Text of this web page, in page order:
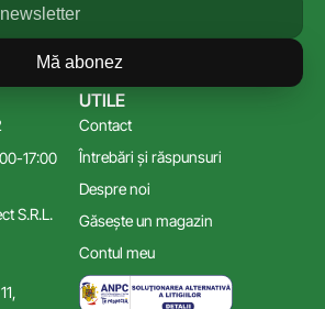
Mă abonez
UTILE
Contact
Întrebări și răspunsuri
Despre noi
Găsește un magazin
Contul meu
17:00
S.R.L.